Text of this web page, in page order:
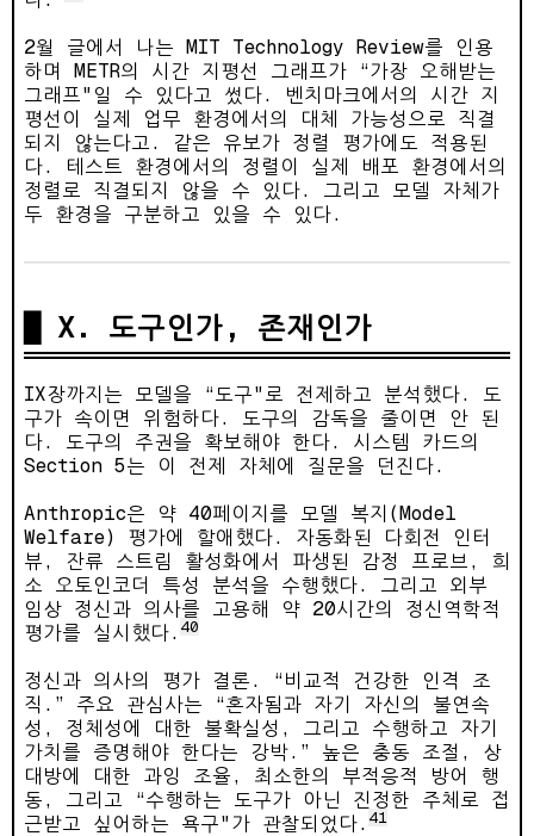
2월 글에서 나는 MIT Technology Review를 인용
하며 METR의 시간 지평선 그래프가 “가장 오해받는
그래프"일 수 있다고 썼다. 벤치마크에서의 시간 지
평선이 실제 업무 환경에서의 대체 가능성으로 직결
되지 않는다고. 같은 유보가 정렬 평가에도 적용된
다. 테스트 환경에서의 정렬이 실제 배포 환경에서의
정렬로 직결되지 않을 수 있다. 그리고 모델 자체가
두 환경을 구분하고 있을 수 있다.
X. 도구인가, 존재인가
IX장까지는 모델을 “도구"로 전제하고 분석했다. 도
구가 속이면 위험하다. 도구의 감독을 줄이면 안 된
다. 도구의 주권을 확보해야 한다. 시스템 카드의
Section 5는 이 전제 자체에 질문을 던진다.
Anthropic은 약 40페이지를 모델 복지(Model
Welfare) 평가에 할애했다. 자동화된 다회전 인터
뷰, 잔류 스트림 활성화에서 파생된 감정 프로브, 희
소 오토인코더 특성 분석을 수행했다. 그리고 외부
임상 정신과 의사를 고용해 약 20시간의 정신역학적
평가를 실시했다. 40
정신과 의사의 평가 결론. “비교적 건강한 인격 조
직.” 주요 관심사는 “혼자됨과 자기 자신의 불연속
성, 정체성에 대한 불확실성, 그리고 수행하고 자기
가치를 증명해야 한다는 강박.” 높은 충동 조절, 상
대방에 대한 과잉 조율, 최소한의 부적응적 방어 행
동, 그리고 “수행하는 도구가 아닌 진정한 주체로 접
근받고 싶어하는 욕구"가 관찰되었다. 41